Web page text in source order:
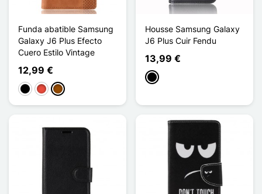
Funda abatible Samsung
Galaxy J6 Plus Efecto
Cuero Estilo Vintage
12,99 €
NegroRojoMarrón
Housse Samsung Galaxy
J6 Plus Cuir Fendu
13,99 €
Negro